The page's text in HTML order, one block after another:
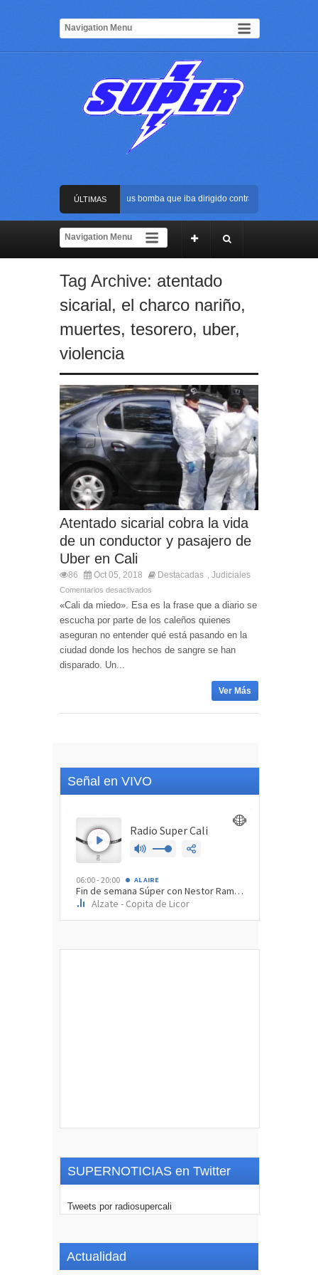
ÚLTIMAS
NOTICIAS
Frustran atentado con bus bomba que iba dirigido contra Cali durante la
La Arena USC será el escenario de la posesión presidencial de Abelardo
Rápida reacción policial evitó que presunto agresor escapara tras atacar
Frustran atentado con bus bomba que iba dirigido contra Cali durante la
Tag Archive: atentado
sicarial, el charco nariño,
muertes, tesorero, uber,
violencia
Atentado sicarial cobra la vida
de un conductor y pasajero de
Uber en Cali
86 Oct 05, 2018 Destacadas Judiciales
Comentarios desactivados
«Cali da miedo». Esa es la frase que a diario se
escucha por parte de los caleños quienes
aseguran no entender qué está pasando en la
ciudad donde los hechos de sangre se han
disparado. Un...
Ver Más
Señal en VIVO
SUPERNOTICIAS en Twitter
Tweets por radiosupercali
Actualidad